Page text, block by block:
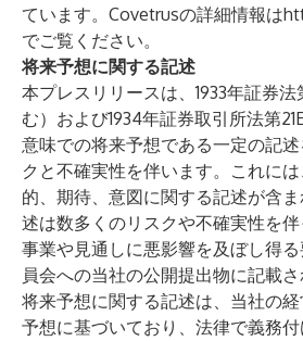
ています。Covetrusの詳細情報は
でご覧ください。
将来予想に関する記述
本プレスリリースは、1933年証券
む）および1934年証券取引所法第
意味での将来予想である一定の記
クと不確実性を伴います。これに
的、期待、意図に関する記述が含
述は数多くのリスクや不確実性を
事業や見通しに悪影響を及ぼし得
員会への当社の公開提出物に記載
将来予想に関する記述は、当社の
予想に基づいており、法律で義務